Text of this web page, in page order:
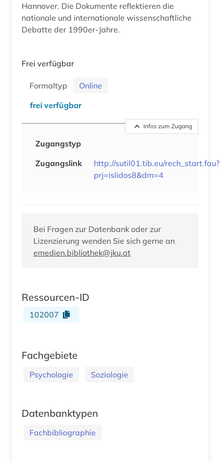
Hannover. Die Dokumente reflektieren die
nationale und internationale wissenschaftliche
Debatte der 1990er-Jahre.
Frei verfügbar
Formaltyp
Online
frei verfügbar
Infos zum Zugang
Zugangstyp
Zugangslink
http://sutil01.tib.eu/rech_start.fau?
prj=islidos8&dm=4
Bei Fragen zur Datenbank oder zur
Lizenzierung wenden Sie sich gerne an
emedien.bibliothek@jku.at
Ressourcen-ID
102007
Fachgebiete
Psychologie Soziologie
Datenbanktypen
Fachbibliographie